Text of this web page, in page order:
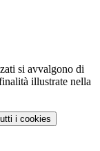
si avvalgono di
illustrate nella
i cookies